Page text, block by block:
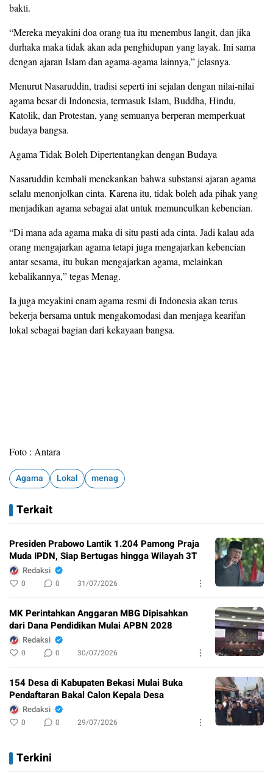
bakti.
“Mereka meyakini doa orang tua itu menembus langit, dan jika
durhaka maka tidak akan ada penghidupan yang layak. Ini sama
dengan ajaran Islam dan agama-agama lainnya,” jelasnya.
Menurut Nasaruddin, tradisi seperti ini sejalan dengan nilai-nilai
agama besar di Indonesia, termasuk Islam, Buddha, Hindu,
Katolik, dan Protestan, yang semuanya berperan memperkuat
budaya bangsa.
Agama Tidak Boleh Dipertentangkan dengan Budaya
Nasaruddin kembali menekankan bahwa substansi ajaran agama
selalu menonjolkan cinta. Karena itu, tidak boleh ada pihak yang
menjadikan agama sebagai alat untuk memunculkan kebencian.
“Di mana ada agama maka di situ pasti ada cinta. Jadi kalau ada
orang mengajarkan agama tetapi juga mengajarkan kebencian
antar sesama, itu bukan mengajarkan agama, melainkan
kebalikannya,” tegas Menag.
Ia juga meyakini enam agama resmi di Indonesia akan terus
bekerja bersama untuk mengakomodasi dan menjaga kearifan
lokal sebagai bagian dari kekayaan bangsa.
Foto : Antara
Agama Lokal menag
Terkait
Presiden Prabowo Lantik 1.204 Pamong Praja
Muda IPDN, Siap Bertugas hingga Wilayah 3T
Redaksi
0 0 31/07/2026
MK Perintahkan Anggaran MBG Dipisahkan
dari Dana Pendidikan Mulai APBN 2028
Redaksi
0 0 30/07/2026
154 Desa di Kabupaten Bekasi Mulai Buka
Pendaftaran Bakal Calon Kepala Desa
Redaksi
0 0 29/07/2026
Terkini